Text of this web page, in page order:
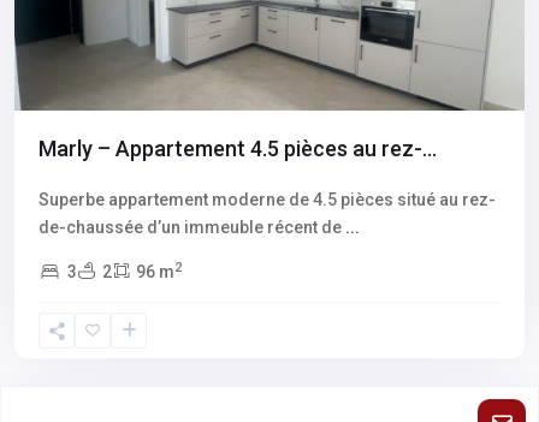
Marly – Appartement 4.5 pièces au rez-...
Superbe appartement moderne de 4.5 pièces situé au rez-
de-chaussée d’un immeuble récent de ...
3 2 96 m2